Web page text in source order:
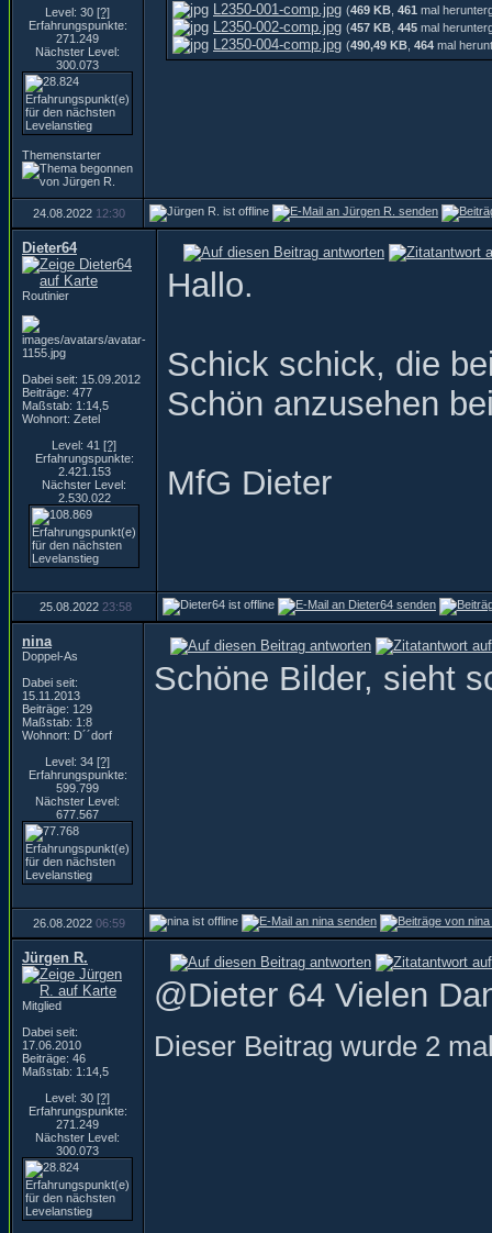
Level: 30 [?]
Erfahrungspunkte:
271.249
Nächster Level:
300.073
Themenstarter
L2350-001-comp.jpg (469 KB 461 mal
L2350-002-comp.jpg (457 KB 445 mal
L2350-004-comp.jpg (490,49 KB 464 mal
24.08.2022 12:30
Dieter64
Routinier
Dabei seit: 15.09.2012
Beiträge: 477
Maßstab: 1:14,5
Wohnort: Zetel
Level: 41 [?]
Erfahrungspunkte:
2.421.153
Nächster Level:
2.530.022
Hallo.
Schick schick, die
Schön anzusehen
MfG Dieter
25.08.2022 23:58
nina
Doppel-As
Dabei seit:
15.11.2013
Beiträge: 129
Maßstab: 1:8
Wohnort: D´´dorf
Level: 34 [?]
Erfahrungspunkte:
599.799
Nächster Level:
677.567
Schöne Bilder, sieht
26.08.2022 06:59
Jürgen R.
Mitglied
Dabei seit:
17.06.2010
Beiträge: 46
Maßstab: 1:14,5
Level: 30 [?]
Erfahrungspunkte:
271.249
Nächster Level:
300.073
@Dieter 64 Vielen
Dieser Beitrag wurde 2